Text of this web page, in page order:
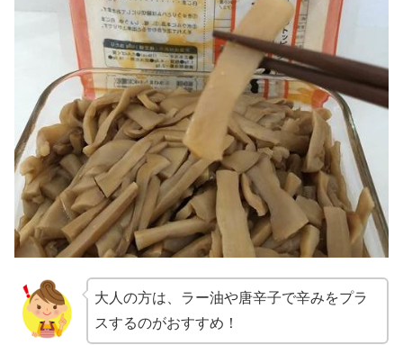
大人の方は、ラー油や唐辛子で辛みをプラ
スするのがおすすめ！